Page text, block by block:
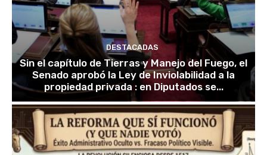
DESTACADAS
Sin el capítulo de Tierras y Manejo del Fuego, el
Senado aprobó la Ley de Inviolabilidad a la
propiedad privada : en Diputados se...